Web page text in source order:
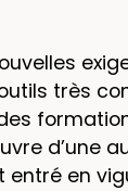
très
d’une
en